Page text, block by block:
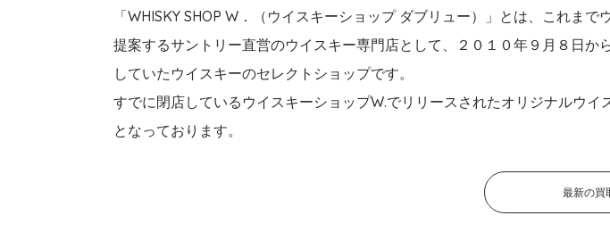
「WHISKY SHOP W．（ウイスキーショップ ダブリュー）」とは、これま
提案するサントリー直営のウイスキー専門店として、２０１０年９月８日
していたウイスキーのセレクトショップです。
すでに閉店しているウイスキーショップW.でリリースされたオリジナルウ
となっております。
最新の買